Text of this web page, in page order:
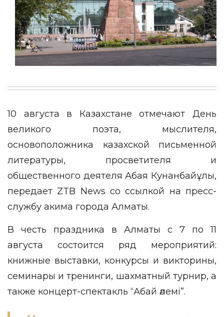
10 августа в Казахстане отмечают День
великого поэта, мыслителя,
основоположника казахской письменной
литературы, просветителя и
общественного деятеля Абая Кунанбайұлы,
передает ZTB News со ссылкой на пресс-
службу акима города Алматы.
В честь праздника в Алматы с 7 по 11
августа состоится ряд мероприятий:
книжные выставки, конкурсы и викторины,
семинары и тренинги, шахматный турнир, а
также концерт-спектакль “Абай әлемі”.